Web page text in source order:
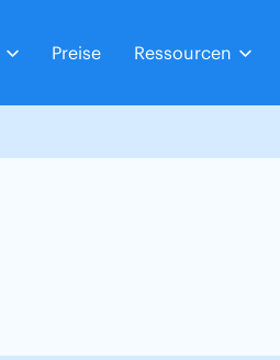
Preise Ressourcen